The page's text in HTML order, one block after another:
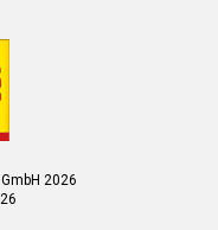
2026